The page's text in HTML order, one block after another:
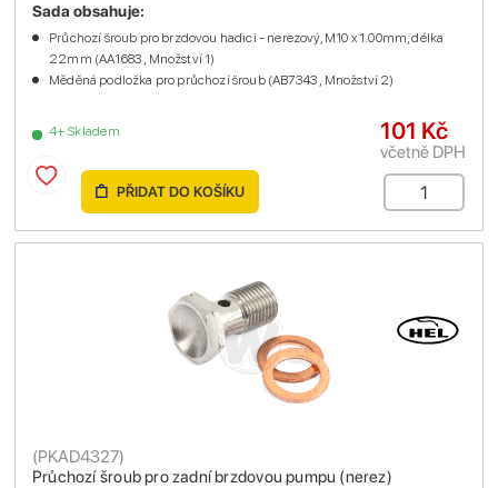
4+ Skladem
Sada obsahuje:
Průchozí šroub pro brzdovou hadici - nerezový, M10 x 1.00mm, délka
22mm (AA1683 , Množství 1)
Měděná podložka pro průchozí šroub (AB7343 , Množství 2)
101 Kč
včetně DPH
PŘIDAT DO KOŠÍKU
Průchozí šroub pro zadní brzdovou pumpu (nerez)
(PKAD4327)